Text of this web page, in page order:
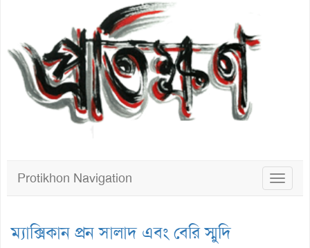
Toggle
Protikhon Navigation
ম্যাক্সিকান প্রন সালাদ এবং বেরি স্মুদি